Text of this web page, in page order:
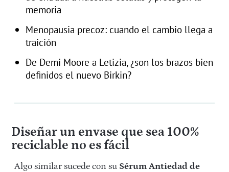
memoria
Menopausia precoz: cuando el cambio llega a
traición
De Demi Moore a Letizia, ¿son los brazos bien
definidos el nuevo Birkin?
Diseñar un envase que sea 100%
reciclable no es fácil
Algo similar sucede con su Sérum Antiedad de